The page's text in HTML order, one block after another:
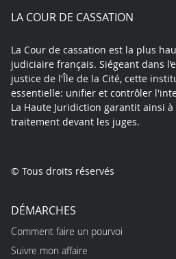
LA COUR DE CASSATION
La Cour de cassation est la plus
judiciaire français. Siégeant dans
justice de l'Île de la Cité, cette
essentielle: unifier et contrôler
La Haute Juridiction garantit ainsi
traitement devant les juges.
© Tous droits réservés
DÉMARCHES
Comment faire un pourvoi
Suivre mon affaire